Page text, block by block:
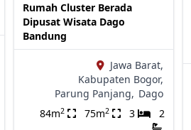
Rumah Cluster Berada
Dipusat Wisata Dago
Bandung
Jawa Barat,
Kabupaten Bogor,
Parung Panjang, Dago
84m2 75m2 3 2